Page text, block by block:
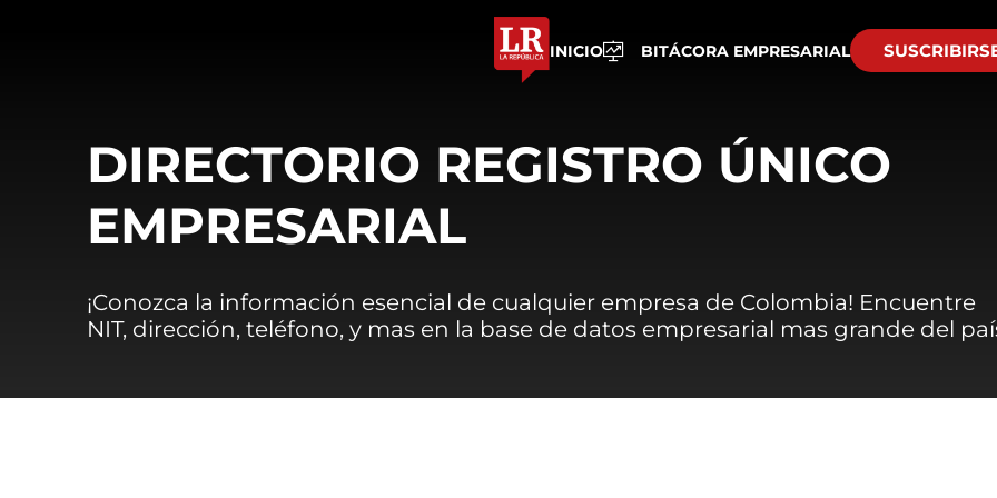
INICIO BITÁCORA EMPRESARIAL
DIRECTORIO REGISTRO ÚNICO
EMPRESARIAL
¡Conozca la información esencial de cualquier empresa de Colombia! Encuentre
NIT, dirección, teléfono, y mas en la base de datos empresarial mas grande del